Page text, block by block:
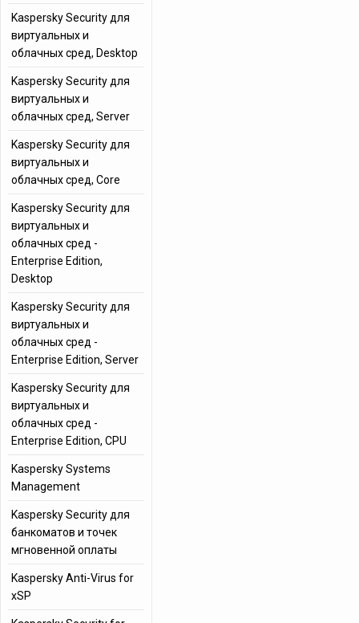
Kaspersky Security для
виртуальных и
облачных сред, Desktop
Kaspersky Security для
виртуальных и
облачных сред, Server
Kaspersky Security для
виртуальных и
облачных сред, Core
Kaspersky Security для
виртуальных и
облачных сред -
Enterprise Edition,
Desktop
Kaspersky Security для
виртуальных и
облачных сред -
Enterprise Edition, Server
Kaspersky Security для
виртуальных и
облачных сред -
Enterprise Edition, CPU
Kaspersky Systems
Management
Kaspersky Security для
банкоматов и точек
мгновенной оплаты
Kaspersky Anti-Virus for
xSP